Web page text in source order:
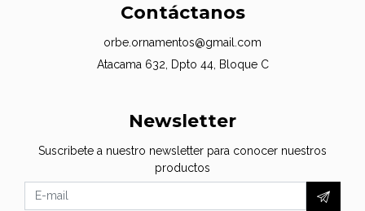
Contáctanos
orbe.ornamentos@gmail.com
Atacama 632, Dpto 44, Bloque C
Newsletter
Suscribete a nuestro newsletter para conocer nuestros
productos